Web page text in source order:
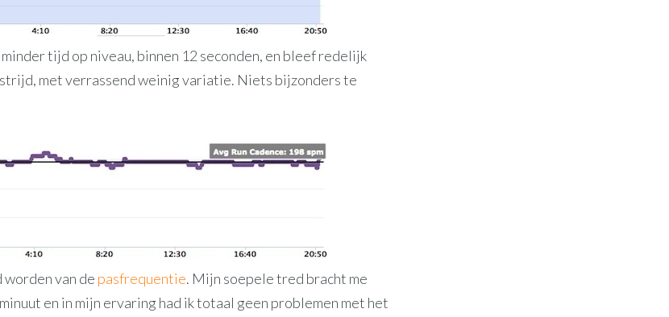
tijd op niveau, binnen 12 seconden, en bleef redelijk
met verrassend weinig variatie. Niets bijzonders te
van de pasfrequentie. Mijn soepele tred bracht me
en in mijn ervaring had ik totaal geen problemen met het